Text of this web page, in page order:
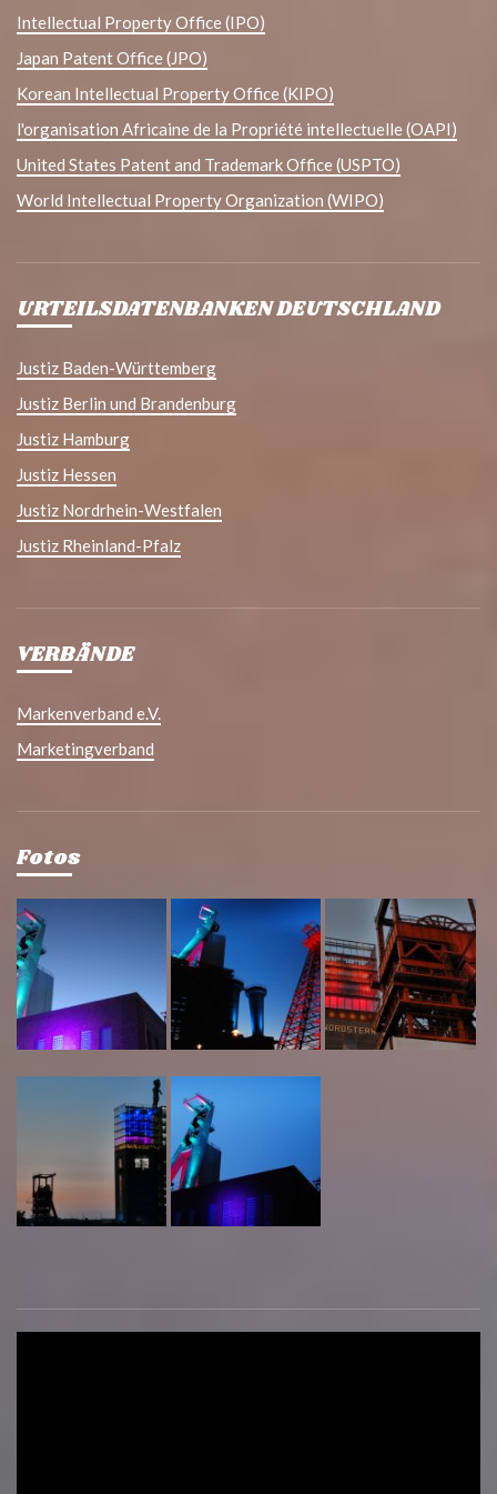
Intellectual Property Office (IPO)
Japan Patent Office (JPO)
Korean Intellectual Property Office (KIPO)
l'organisation Africaine de la Propriété intellectuelle (OAPI)
United States Patent and Trademark Office (USPTO)
World Intellectual Property Organization (WIPO)
URTEILSDATENBANKEN DEUTSCHLAND
Justiz Baden-Württemberg
Justiz Berlin und Brandenburg
Justiz Hamburg
Justiz Hessen
Justiz Nordrhein-Westfalen
Justiz Rheinland-Pfalz
VERBÄNDE
Markenverband e.V.
Marketingverband
Fotos